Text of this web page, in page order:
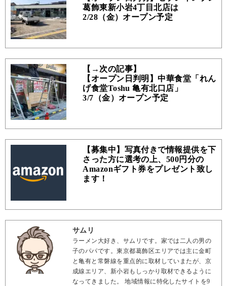
葛飾東新小岩4丁目北店は
2/28（金）オープン予定
【→次の記事】
【オープン日判明】中華食堂「れん
げ食堂Toshu 亀有北口店」
3/7（金）オープン予定
【募集中】写真付きで情報提供を下
さった方に選考の上、500円分の
Amazonギフト券をプレゼント致し
ます！
サムリ
ラーメン大好き、サムリです。家では二人の男の
子のパパです。東京都葛飾区エリアでは主に金町
と亀有と常磐線を重点的に取材していまたが、京
成線エリア、新小岩もしっかり取材できるように
なってきました。 地域情報に特化したサイトを9